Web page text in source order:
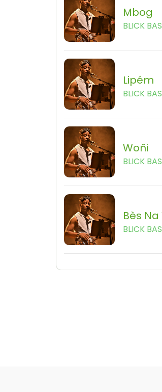
Mbog
BLICK
Lipém
BLICK
Woñi
BLICK
Bès Na
BLICK